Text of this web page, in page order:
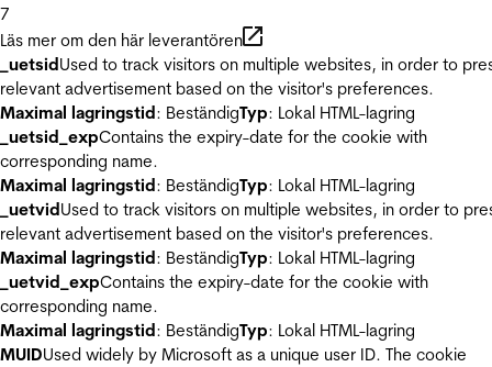
7
Läs mer om den här leverantören
_uetsidUsed to track visitors on multiple websites, in order to
relevant advertisement based on the visitor's preferences.
Maximal lagringstid: BeständigTyp: Lokal HTML-lagring
_uetsid_expContains the expiry-date for the cookie with
corresponding name.
Maximal lagringstid: BeständigTyp: Lokal HTML-lagring
_uetvidUsed to track visitors on multiple websites, in order to
relevant advertisement based on the visitor's preferences.
Maximal lagringstid: BeständigTyp: Lokal HTML-lagring
_uetvid_expContains the expiry-date for the cookie with
corresponding name.
Maximal lagringstid: BeständigTyp: Lokal HTML-lagring
MUIDUsed widely by Microsoft as a unique user ID. The cookie